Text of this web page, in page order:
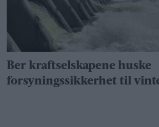
Ber kraftselskapene huske
forsyningssikkerhet til